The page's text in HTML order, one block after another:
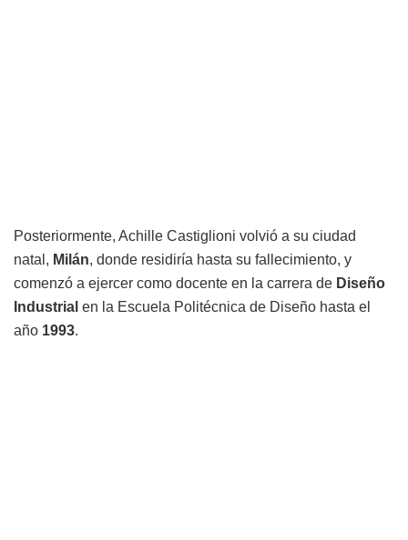
Posteriormente, Achille Castiglioni volvió a su ciudad
natal, Milán, donde residiría hasta su fallecimiento, y
comenzó a ejercer como docente en la carrera de Diseño
Industrial en la Escuela Politécnica de Diseño hasta el
año 1993.